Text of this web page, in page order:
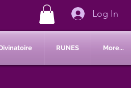
Log In
RUNES More...